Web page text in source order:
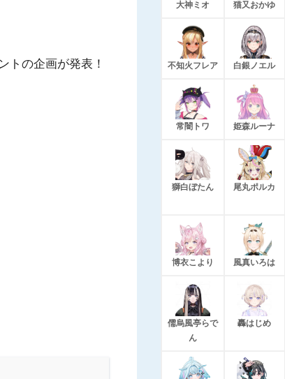
トの企画が発表！
大神ミオ 猫又おかゆ
不知火フレア 白銀ノエル
常闇トワ 姫森ルーナ
獅白ぼたん 尾丸ポルカ
博衣こより 風真いろは
儒烏風亭らで
ん
轟はじめ